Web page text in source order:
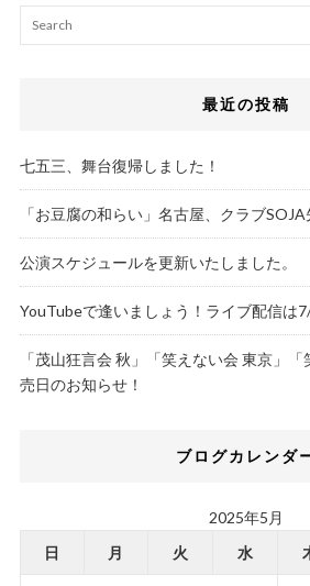
最近の投稿
七五三、舞台復帰しました！
「お豆腐の和らい」名古屋、クラブ
公演スケジュールを更新いたしました。
YouTubeで逢いましょう！ライブ配信は
「茂山狂言会 秋」「笑えない会 東京」
売日のお知らせ！
ブログカレンダ
2025年5月
日
月 火 水